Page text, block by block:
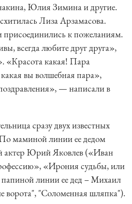
Юлия Зимина и другие.
Лиза Арзамасова.
к пожеланиям.
всегда любите друг друга»,
«Красота какая! Пара
вы волшебная пара»,
— написали в
сразу двух известных
маминой линии ее дедом
актер Юрий Яковлев («Иван
«Ирония судьбы, или
линии ее дед – Михаил
ворота", "Соломенная шляпка").